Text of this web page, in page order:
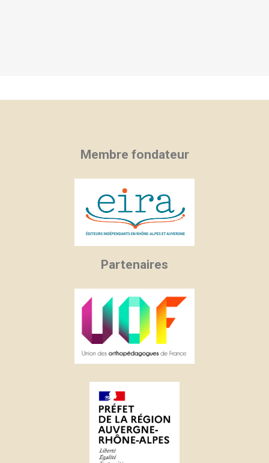
Membre fondateur
Partenaires